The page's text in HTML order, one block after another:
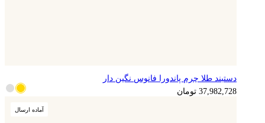
9,495,682 تومان
دستبند طلا چرم پاندورا فانوس نگین دار
37,982,728 تومان
آماده ارسال